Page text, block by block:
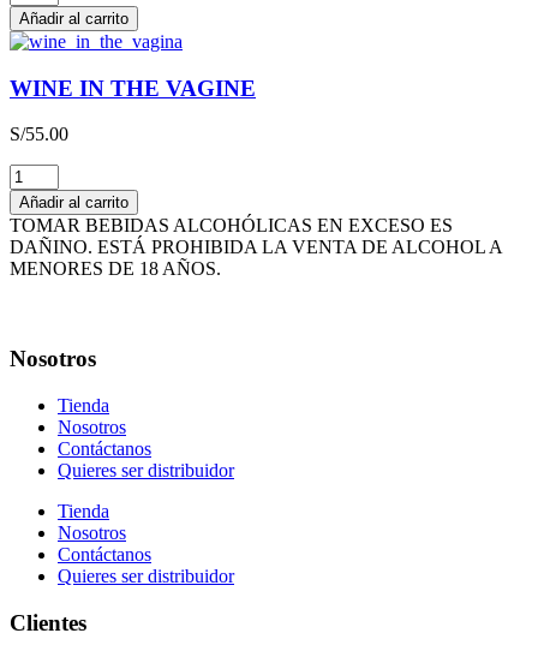
HAPPY
WINE
cantidad
Añadir al carrito
WINE IN THE VAGINE
S/55.00
WINE
IN
THE
VAGINE
cantidad
Añadir al carrito
TOMAR BEBIDAS ALCOHÓLICAS EN EXCESO ES
DAÑINO. ESTÁ PROHIBIDA LA VENTA DE ALCOHOL A
MENORES DE 18 AÑOS.
Nosotros
Tienda
Nosotros
Contáctanos
Quieres ser distribuidor
Tienda
Nosotros
Contáctanos
Quieres ser distribuidor
Clientes